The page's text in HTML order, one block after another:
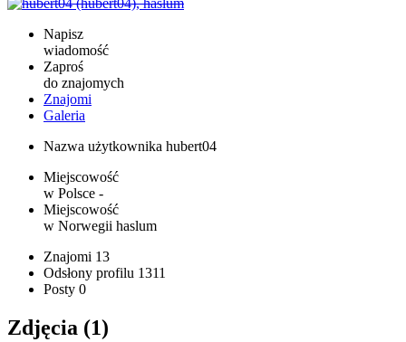
Napisz
wiadomość
Zaproś
do znajomych
Znajomi
Galeria
Nazwa użytkownika hubert04
Miejscowość
w Polsce -
Miejscowość
w Norwegii haslum
Znajomi 13
Odsłony profilu 1311
Posty 0
Zdjęcia (1)